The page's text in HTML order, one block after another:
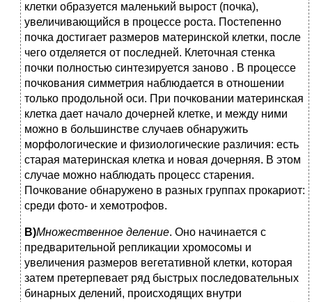
клетки образуется маленький вырост (почка),
увеличивающийся в процессе роста. Постепенно
почка достигает размеров материнской клетки, после
чего отделяется от последней. Клеточная стенка
почки полностью синтезируется заново . В процессе
почкования симметрия наблюдается в отношении
только продольной оси. При почковании материнская
клетка дает начало дочерней клетке, и между ними
можно в большинстве случаев обнаружить
морфологические и физиологические различия: есть
старая материнская клетка и новая дочерняя. В этом
случае можно наблюдать процесс старения.
Почкование обнаружено в разных группах прокариот:
среди фото- и хемотрофов.
В)Множественное деление. Оно начинается с
предварительной репликации хромосомы и
увеличения размеров вегетативной клетки, которая
затем претерпевает ряд быстрых последовательных
бинарных делений, происходящих внутри